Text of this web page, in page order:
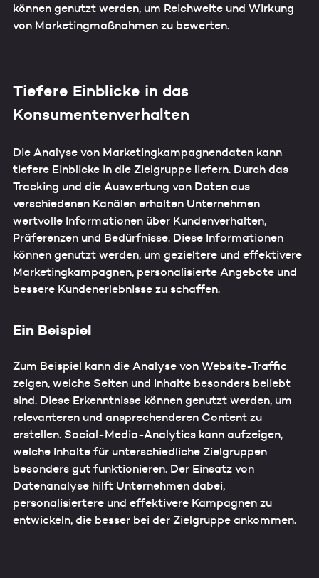
können genutzt werden, um Reichweite und Wirkung
von Marketingmaßnahmen zu bewerten.
Tiefere Einblicke in das
Konsumentenverhalten
Die Analyse von Marketingkampagnendaten kann
tiefere Einblicke in die Zielgruppe liefern. Durch das
Tracking und die Auswertung von Daten aus
verschiedenen Kanälen erhalten Unternehmen
wertvolle Informationen über Kundenverhalten,
Präferenzen und Bedürfnisse. Diese Informationen
können genutzt werden, um gezieltere und effektivere
Marketingkampagnen, personalisierte Angebote und
bessere Kundenerlebnisse zu schaffen.
Ein Beispiel
Zum Beispiel kann die Analyse von Website-Traffic
zeigen, welche Seiten und Inhalte besonders beliebt
sind. Diese Erkenntnisse können genutzt werden, um
relevanteren und ansprechenderen Content zu
erstellen. Social-Media-Analytics kann aufzeigen,
welche Inhalte für unterschiedliche Zielgruppen
besonders gut funktionieren. Der Einsatz von
Datenanalyse hilft Unternehmen dabei,
personalisiertere und effektivere Kampagnen zu
entwickeln, die besser bei der Zielgruppe ankommen.